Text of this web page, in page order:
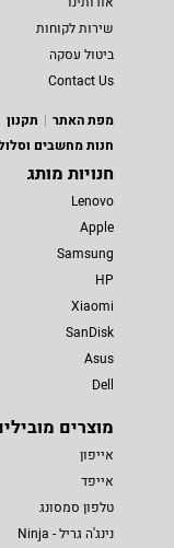
שירות לקוחות
ביטול עסקה
Contact Us
מפת האתר
תקנון
חנות מחשבים
חנויות מותג
Lenovo
Apple
Samsung
HP
Xiaomi
SanDisk
Asus
Dell
מוצרים
אייפון
אייפד
טלפון סמסונג
נינג'ה גריל - Ninja